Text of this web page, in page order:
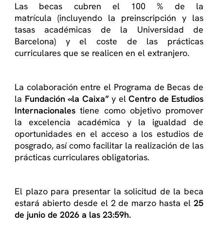
Las becas cubren el 100 % de la
matrícula (incluyendo la preinscripción y las
tasas académicas de la Universidad de
Barcelona) y el coste de las prácticas
curriculares que se realicen en el extranjero.
La colaboración entre el Programa de Becas de
la Fundación «la Caixa”y el Centro de Estudios
Internacionales tiene como objetivo promover
la excelencia académica y la igualdad de
oportunidades en el acceso a los estudios de
posgrado, así como facilitar la realización de las
prácticas curriculares obligatorias.
El plazo para presentar la solicitud de la beca
estará abierto desde el 2 de marzo hasta el 25
de junio de 2026 a las 23:59h.